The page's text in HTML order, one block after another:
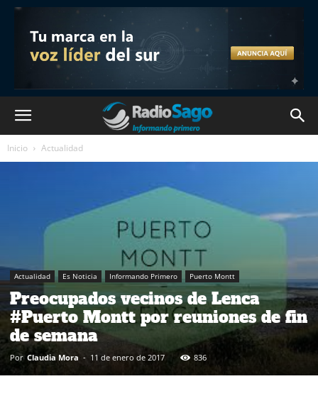
Inicio Actualidad
Actualidad Es Noticia Informando Primero Puerto Montt
Preocupados vecinos de Lenca
#Puerto Montt por reuniones de fin
de semana
Por Claudia Mora - 11 de enero de 2017 836